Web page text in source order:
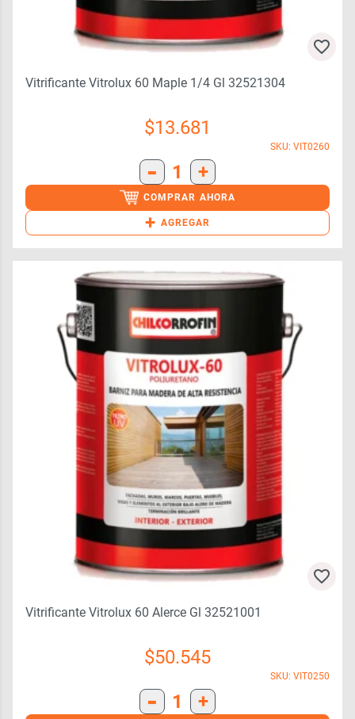
Vitrificante Vitrolux 60 Maple 1/4 Gl 32521304
$13.681
SKU: VIT0260
- 1 +
COMPRAR AHORA
+ AGREGAR
Vitrificante Vitrolux 60 Alerce Gl 32521001
$50.545
SKU: VIT0250
- 1 +